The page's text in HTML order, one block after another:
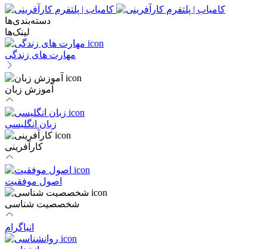
دسته‌بندی‌ها
لینک‌ها
مهارت های زندگی
آموزش زبان
زبان انگلیسی
کارآفرینی
اصول موفقیت
شخصصیت شناسی
انیاگرام